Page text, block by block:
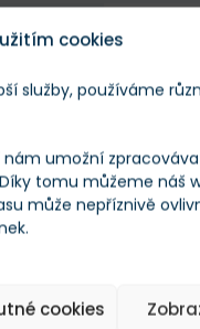
cookies
služby, používáme
umožní
tomu můžeme náš
může nepříznivě
cookies
Sdílet